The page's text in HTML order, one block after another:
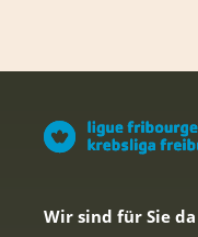
Wir sind für Sie da